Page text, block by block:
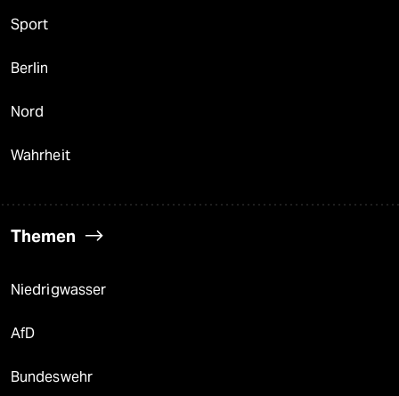
Sport
Berlin
Nord
Wahrheit
Themen
Niedrigwasser
AfD
Bundeswehr